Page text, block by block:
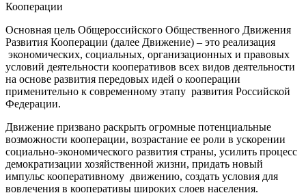
Кооперации
Основная цель Общероссийского Общественного Движения
Развития Кооперации (далее Движение) – это реализация
экономических, социальных, организационных и правовых
условий деятельности кооперативов всех видов деятельности
на основе развития передовых идей о кооперации
применительно к современному этапу развития Российской
Федерации.
Движение призвано раскрыть огромные потенциальные
возможности кооперации, возрастание ее роли в ускорении
социально-экономического развития страны, усилить процесс
демократизации хозяйственной жизни, придать новый
импульс кооперативному движению, создать условия для
вовлечения в кооперативы широких слоев населения.